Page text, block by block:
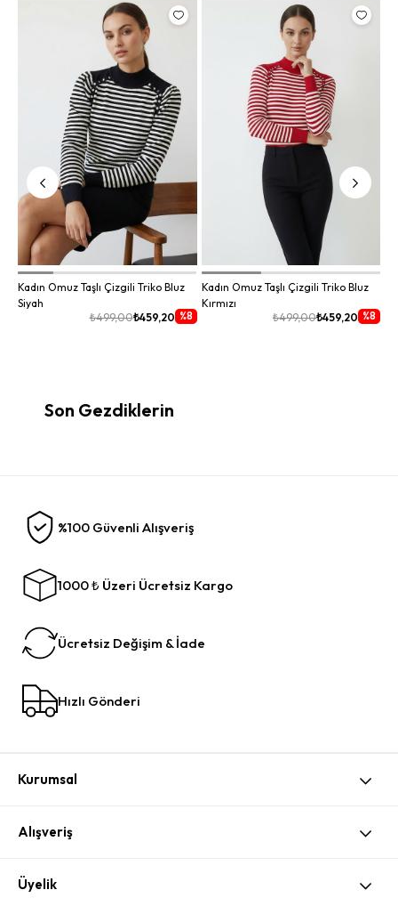
Kadın Omuz Taşlı Çizgili Triko Bluz
Siyah
%8
₺459,20
₺499,00
Kadın Omuz Taşlı Çizgili Triko Bluz
Kırmızı
%8
₺459,20
₺499,00
Son Gezdiklerin
%100 Güvenli Alışveriş
1000 ₺ Üzeri Ücretsiz Kargo
Ücretsiz Değişim & İade
Hızlı Gönderi
Kurumsal
Alışveriş
Üyelik